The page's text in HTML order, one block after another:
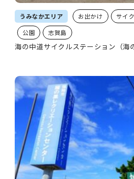
うみなかエリア お出かけ サイ
公園
志賀島
海の中道サイクルステーション（海